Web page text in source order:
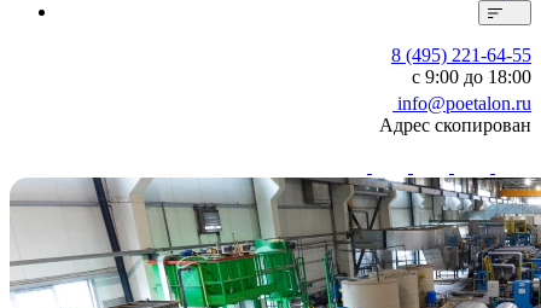
8 (495) 221-64-55
с 9:00 до 18:00
info@poetalon.ru
Адрес скопирован